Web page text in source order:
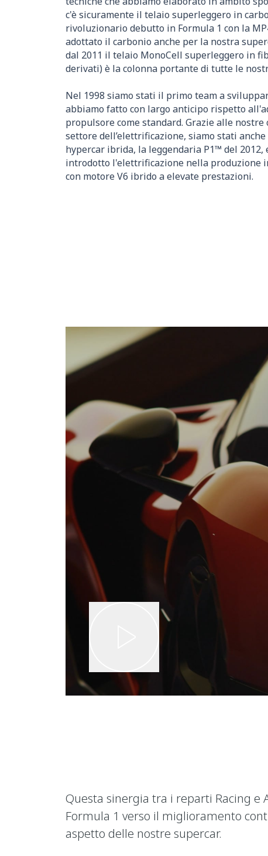
c'è sicuramente il telaio superleggero in
rivoluzionario debutto in Formula 1 con la
adottato il carbonio anche per la nostra
dal 2011 il telaio MonoCell superleggero in
derivati) è la colonna portante di tutte le
Nel 1998 siamo stati il primo team a
abbiamo fatto con largo anticipo rispetto
propulsore come standard. Grazie alle nostre
settore dell’elettrificazione, siamo stati
hypercar ibrida, la leggendaria P1™ del 2012,
introdotto l'elettrificazione nella produzione
con motore V6 ibrido a elevate prestazioni.
Questa sinergia tra i reparti Racing
Formula 1 verso il miglioramento
aspetto delle nostre supercar.